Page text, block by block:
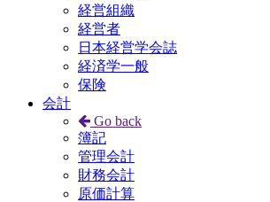
経営組織
経営者
日本経営学会誌
経済学一般
保険
会計
Go back
簿記
管理会計
財務会計
原価計算